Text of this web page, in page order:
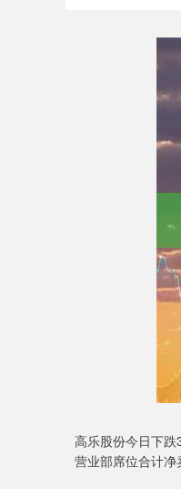
高乐股份今日下
营业部席位合计净
深